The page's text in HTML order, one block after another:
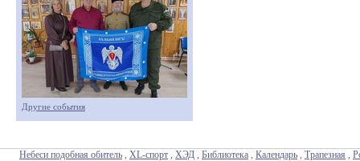
Другие события
Небеси подобная обитель , XL-спорт , ХЭД , Библиотека , Календарь , Трапезная ,